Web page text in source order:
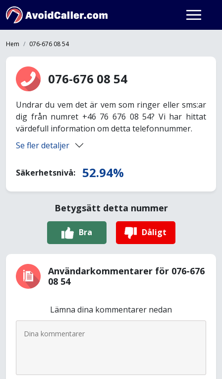
Hem 076-676 08 54
076-676 08 54
Undrar du vem det är vem som ringer eller sms:ar
dig från numret +46 76 676 08 54? Vi har hittat
värdefull information om detta telefonnummer.
Se fler detaljer
Säkerhetsnivå: 52.94%
Betygsätt detta nummer
Bra Dåligt
Användarkommentarer för 076-676
08 54
Lämna dina kommentarer nedan